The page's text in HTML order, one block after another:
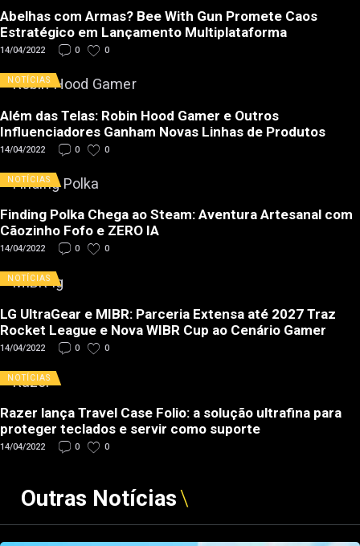
Abelhas com Armas? Bee With Gun Promete Caos
Estratégico em Lançamento Multiplataforma
14/04/2022 0 0
NOTÍCIAS
Além das Telas: Robin Hood Gamer e Outros
Influenciadores Ganham Novas Linhas de Produtos
14/04/2022 0 0
NOTÍCIAS
Finding Polka Chega ao Steam: Aventura Artesanal com
Cãozinho Fofo e ZERO IA
14/04/2022 0 0
NOTÍCIAS
LG UltraGear e MIBR: Parceria Extensa até 2027 Traz
Rocket League e Nova WIBR Cup ao Cenário Gamer
14/04/2022 0 0
NOTÍCIAS
Razer lança Travel Case Folio: a solução ultrafina para
proteger teclados e servir como suporte
14/04/2022 0 0
Outras Notícias